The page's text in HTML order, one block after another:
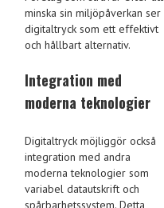
minska sin miljöpåverkan ser
digitaltryck som ett effektivt
och hållbart alternativ.
Integration med
moderna teknologier
Digitaltryck möjliggör också
integration med andra
moderna teknologier som
variabel datautskrift och
spårbarhetssystem. Detta